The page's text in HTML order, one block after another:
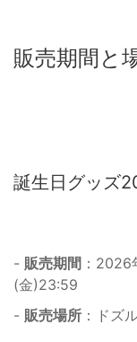
販売期間と
誕生日グッズ
- 販売期間 ：
(金)23:59
- 販売場所 ：ドズ